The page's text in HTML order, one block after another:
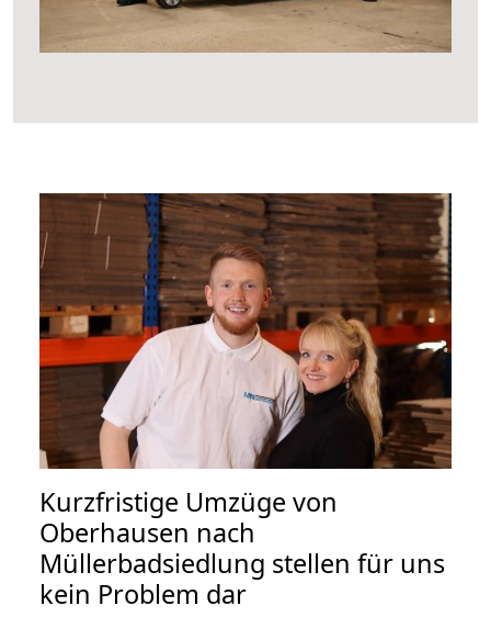
Kurzfristige Umzüge von
Oberhausen nach
Müllerbadsiedlung stellen für uns
kein Problem dar